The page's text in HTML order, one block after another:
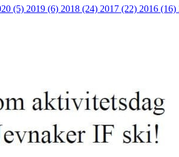
(5) 2019 (6) 2018 (24) 2017 (22) 2016 (16)